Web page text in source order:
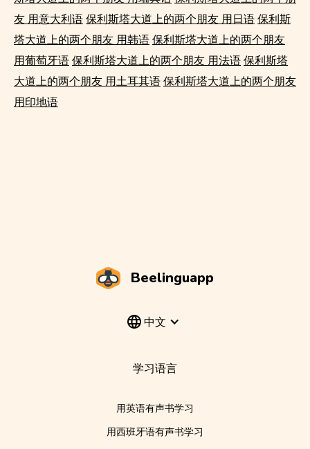
友 用意大利语 保利斯塔大道上的两个朋友 用日语 保利斯
塔大道上的两个朋友 用韩语 保利斯塔大道上的两个朋友
用葡萄牙语 保利斯塔大道上的两个朋友 用法语 保利斯塔
大道上的两个朋友 用土耳其语 保利斯塔大道上的两个朋友
用印地语
Beelinguapp
中文
学习语言
用英语有声书学习
用西班牙语有声书学习